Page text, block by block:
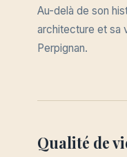
Au-delà de son
architecture et sa
Perpignan.
Qualité de